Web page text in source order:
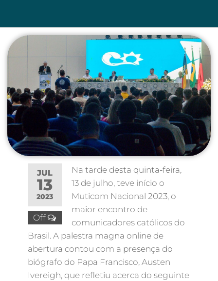
JUL
13
2023
Off
Na tarde desta quinta-feira,
13 de julho, teve início o
Muticom Nacional 2023, o
maior encontro de
comunicadores católicos do
Brasil. A palestra magna online de
abertura contou com a presença do
biógrafo do Papa Francisco, Austen
Ivereigh, que refletiu acerca do seguinte